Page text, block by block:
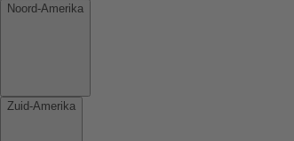
Noord-Amerika
Zuid-Amerika